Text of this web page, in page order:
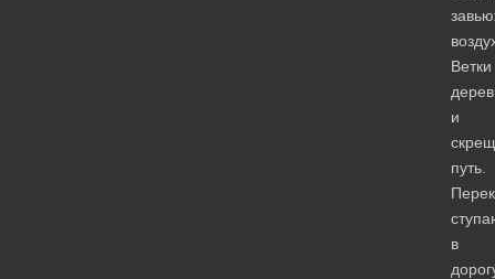
Ветки
и
путь.
в